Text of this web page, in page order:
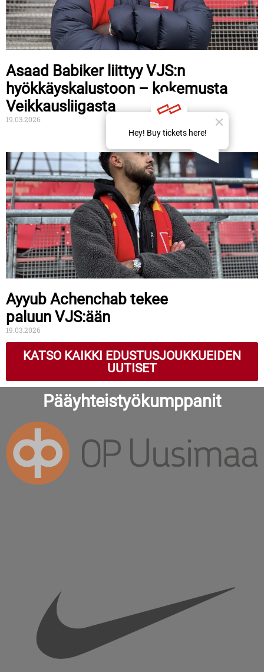
Asaad Babiker liittyy VJS:n
hyökkäyskalustoon – kokemusta
Veikkausliigasta
19.03.2026
Ayyub Achenchab tekee
paluun VJS:ään
19.03.2026
KATSO KAIKKI EDUSTUSJOUKKUEIDEN
UUTISET
Pääyhteistyökumppanit